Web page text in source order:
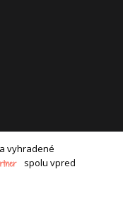
vyhradené
spolu vpred